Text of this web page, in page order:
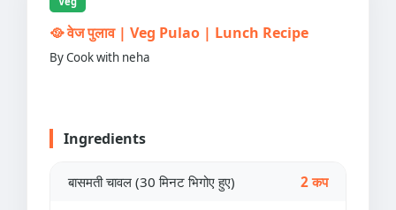
🥘 वेज पुलाव | Veg Pulao | Lunch Recipe
By Cook with neha
Ingredients
बासमती चावल (30 मिनट भिगोए हुए) 2 कप